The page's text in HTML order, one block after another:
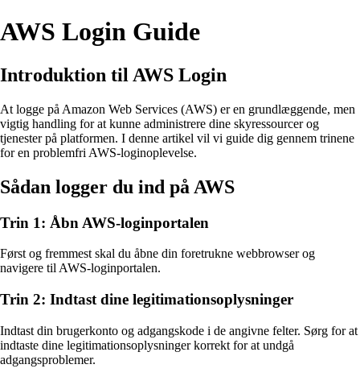
AWS Login Guide
Introduktion til AWS Login
At logge på Amazon Web Services (AWS) er en grundlæggende, men
vigtig handling for at kunne administrere dine skyressourcer og
tjenester på platformen. I denne artikel vil vi guide dig gennem trinene
for en problemfri AWS-loginoplevelse.
Sådan logger du ind på AWS
Trin 1: Åbn AWS-loginportalen
Først og fremmest skal du åbne din foretrukne webbrowser og
navigere til AWS-loginportalen.
Trin 2: Indtast dine legitimationsoplysninger
Indtast din brugerkonto og adgangskode i de angivne felter. Sørg for at
indtaste dine legitimationsoplysninger korrekt for at undgå
adgangsproblemer.